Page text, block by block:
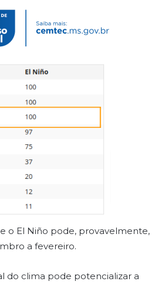
o El Niño pode, provavelmente,
a fevereiro.
do clima pode potencializar a